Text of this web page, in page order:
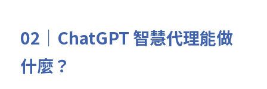
02｜ ChatGPT 智慧代理能做
什麼？